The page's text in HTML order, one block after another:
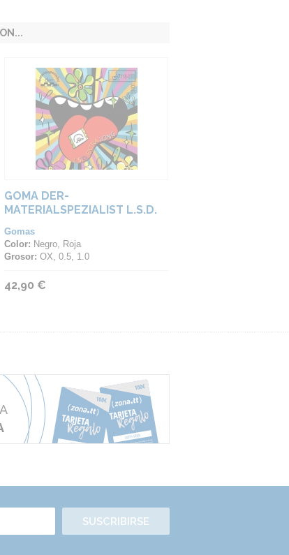
GOMA DER-
MATERIALSPEZIALIST L.S.D.
Gomas
Color: Negro, Roja
Grosor: OX, 0.5, 1.0
42,90 €
SUSCRIBIRSE